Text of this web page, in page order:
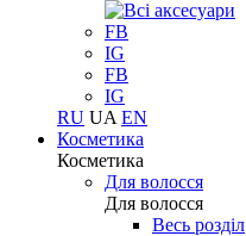
FB
IG
FB
IG
RU UA EN
Косметика
Косметика
Для волосся
Для волосся
Весь розділ